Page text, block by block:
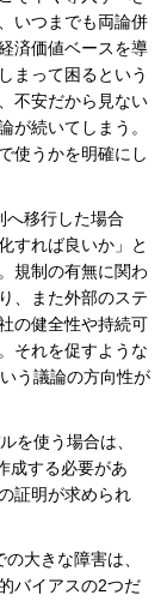
いつまでも両論併
済価値ベースを導
まって困るという
不安だから見ない
が続いてしまう。
使うかを明確にし
移行した場合
すれば良いか」と
規制の有無に関わ
、また外部のステ
の健全性や持続可
それを促すような
う議論の方向性が
使う場合は、
成する必要があ
証明が求められ
大きな障害は、
バイアスの2つだ